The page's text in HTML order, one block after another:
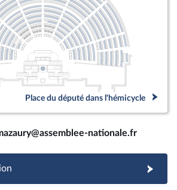
Place du député dans l'hémicycle
nationale.fr